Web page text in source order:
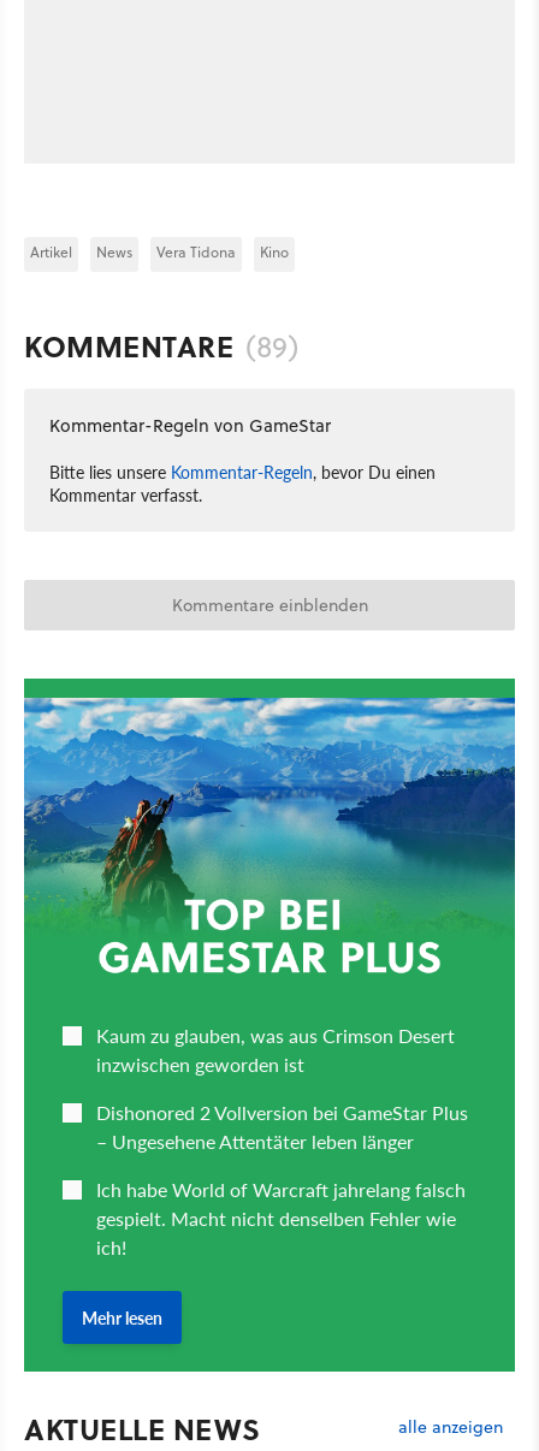
Artikel News Vera Tidona Kino
KOMMENTARE (89)
Kommentar-Regeln von GameStar
Bitte lies unsere Kommentar-Regeln, bevor Du einen
Kommentar verfasst.
Kommentare einblenden
AKTUELLE NEWS alle anzeigen